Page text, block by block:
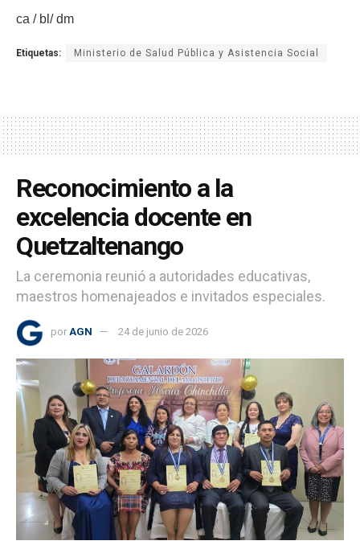
ca / bl/ dm
Etiquetas: Ministerio de Salud Pública y Asistencia Social
Reconocimiento a la
excelencia docente en
Quetzaltenango
La ceremonia reunió a autoridades educativas,
maestros homenajeados e invitados especiales.
por AGN 24 de junio de 2026